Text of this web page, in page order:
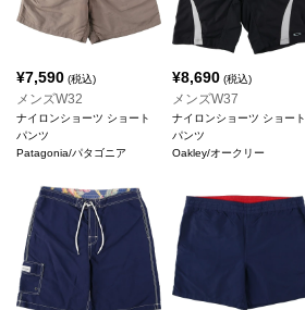
¥7,590 (税込)
メンズW32
ナイロンショーツ ショート
パンツ
Patagonia/パタゴニア
¥8,690(税込)
メンズW37
ナイロンショーツ ショート
パンツ
Oakley/オークリー